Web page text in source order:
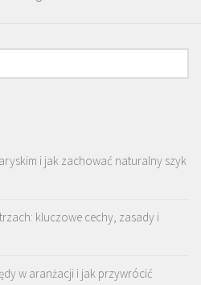
i jak zachować naturalny szyk
kluczowe cechy, zasady i
w aranżacji i jak przywrócić